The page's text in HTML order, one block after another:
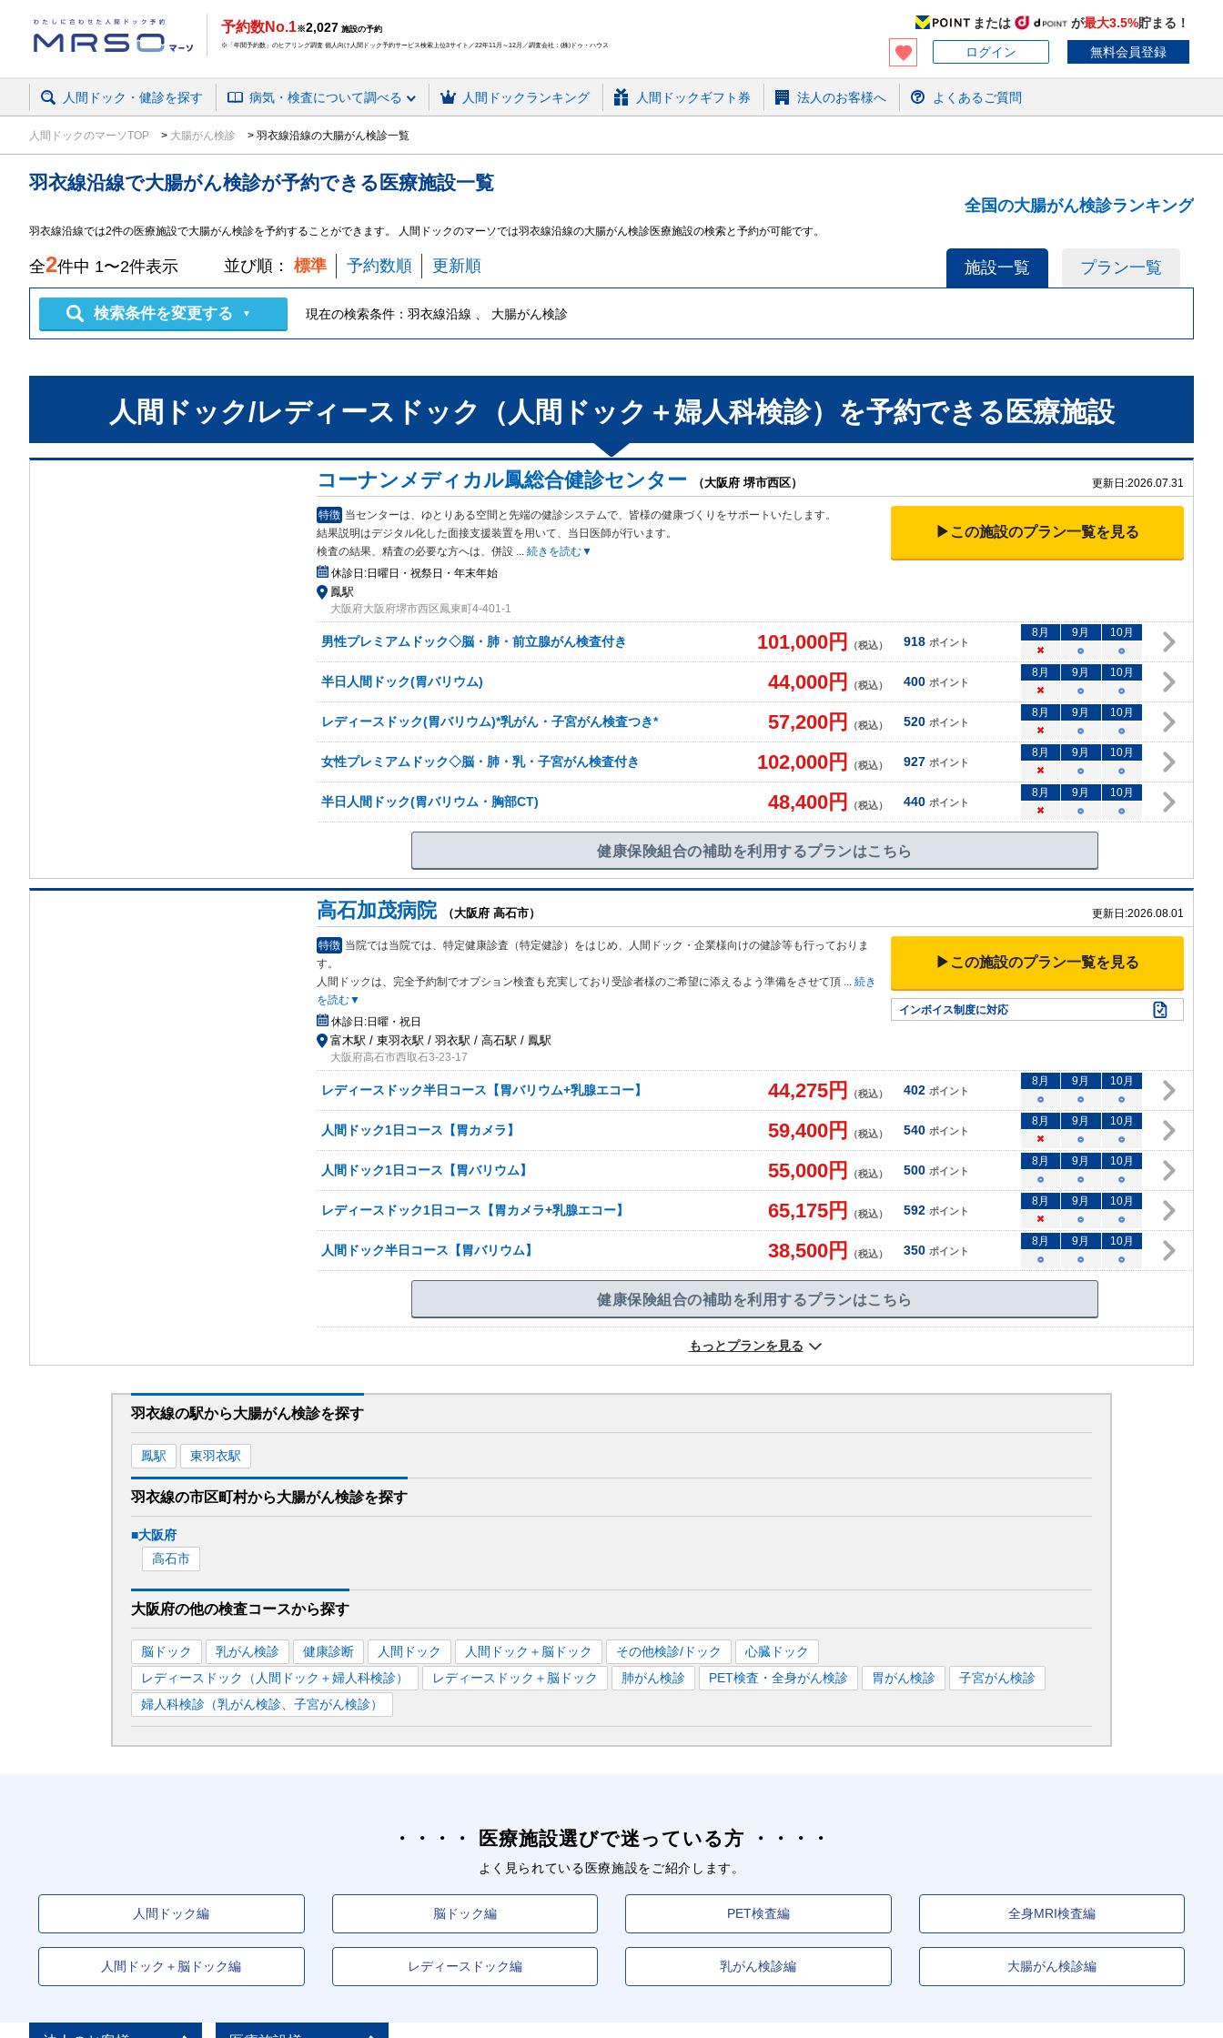
予約数No.1※2,027 施設の予約
※「年間予約数」のヒアリング調査 個人向け人間ドック予約サービス検索上位3サイト／22年11月～12月／調査会社：(株)ドゥ・ハウス
または が最大3.5%貯まる！
ログイン
無料会員登録
人間ドック・健診を探す 病気・検査について調べる 人間ドックランキング 人間ドックギフト券 法人のお客様へ よくあるご質問
人間ドックのマーソTOP 大腸がん検診 羽衣線沿線の大腸がん検診一覧
羽衣線沿線で大腸がん検診が予約できる 医療施設一覧
全国の大腸がん検診ランキング
羽衣線沿線では2件の医療施設で大腸がん検診を予約することができます。 人間ドックのマーソでは羽衣線沿線の大腸がん検診医療施設の検索と予約が可能です。
施設一覧 プラン一覧
全2件中 1〜2件表示 並び順： 標準 予約数順 更新順
検索条件を変更する ▼ 現在の検索条件： 羽衣線沿線 、 大腸がん検診
人間ドック/レディースドック（人間ドック＋婦人科検診） を予約できる 医療施設
コーナンメディカル鳳総合健診センター （大阪府 堺市西区） 更新日:2026.07.31
特徴 当センターは、ゆとりある空間と先端の健診システムで、皆様の健康づくりをサポートいたします。
結果説明はデジタル化した面接支援装置を用いて、当日医師が行います。
検査の結果、精査の必要な方へは、併設 ... 続きを読む▼
休診日:日曜日・祝祭日・年末年始
鳳駅
大阪府大阪府堺市西区鳳東町4-401-1
▶この施設のプラン一覧を見る
男性プレミアムドック◇脳・肺・前立腺がん検査付き 101,000円 （税込） 918 ポイント
8月 9月 10月
×
○ ○
半日人間ドック(胃バリウム) 44,000円 （税込） 400 ポイント
8月 9月 10月
×
○ ○
レディースドック(胃バリウム)*乳がん・子宮がん検査つき* 57,200円 （税込） 520 ポイント
8月 9月 10月
×
○ ○
女性プレミアムドック◇脳・肺・乳・子宮がん検査付き 102,000円 （税込） 927 ポイント
8月 9月 10月
×
○ ○
半日人間ドック(胃バリウム・胸部CT) 48,400円 （税込） 440 ポイント
8月 9月 10月
×
○ ○
健康保険組合の補助を利用するプランはこちら
高石加茂病院 （大阪府 高石市） 更新日:2026.08.01
特徴 当院では当院では、特定健康診査（特定健診）をはじめ、人間ドック・企業様向けの健診等も行っておりま
す。
人間ドックは、完全予約制でオプション検査も充実しており受診者様のご希望に添えるよう準備をさせて頂 ... 続き
を読む▼
休診日:日曜・祝日
富木駅 / 東羽衣駅 / 羽衣駅 / 高石駅 / 鳳駅
大阪府高石市西取石3-23-17
▶この施設のプラン一覧を見る
インボイス制度に対応
レディースドック半日コース【胃バリウム+乳腺エコー】 44,275円 （税込） 402 ポイント
8月 9月 10月
○
○ ○
人間ドック1日コース【胃カメラ】 59,400円 （税込） 540 ポイント
8月 9月 10月
×
○ ○
人間ドック1日コース【胃バリウム】 55,000円 （税込） 500 ポイント
8月 9月 10月
○
○ ○
レディースドック1日コース【胃カメラ+乳腺エコー】 65,175円 （税込） 592 ポイント
8月 9月 10月
×
○ ○
人間ドック半日コース【胃バリウム】 38,500円 （税込） 350 ポイント
8月 9月 10月
○
○ ○
健康保険組合の補助を利用するプランはこちら
もっとプランを見る
羽衣線の駅から大腸がん検診を探す
鳳駅 東羽衣駅
羽衣線の市区町村から大腸がん検診を探す
■大阪府
高石市
大阪府の他の検査コースから探す
脳ドック 乳がん検診 健康診断 人間ドック 人間ドック＋脳ドック その他検診/ドック
心臓ドック
レディースドック（人間ドック＋婦人科検診）
レディースドック＋脳ドック 肺がん検診 PET検査・全身がん検診 胃がん検診
子宮がん検診
婦人科検診（乳がん検診、子宮がん検診）
医療施設選びで迷っている方
よく見られている医療施設をご紹介します。
人間ドック編 脳ドック編 PET検査編 全身MRI検査編
人間ドック＋脳ドック編 レディースドック編 乳がん検診編 大腸がん検診編